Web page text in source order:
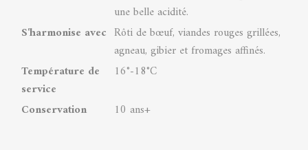
une belle acidité.
S'harmonise avec Rôti de bœuf, viandes rouges grillées,
agneau, gibier et fromages affinés.
Température de
service
16°-18°C
Conservation
10 ans+